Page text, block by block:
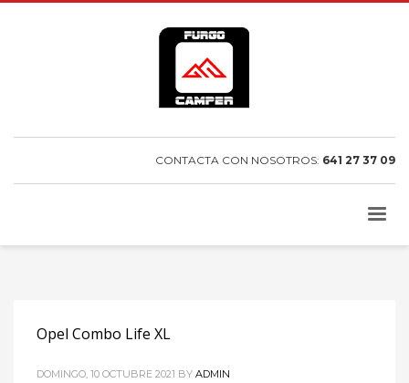
CONTACTA CON NOSOTROS: 641 27 37 09
Opel Combo Life XL
DOMINGO, 10 OCTUBRE 2021 BY ADMIN